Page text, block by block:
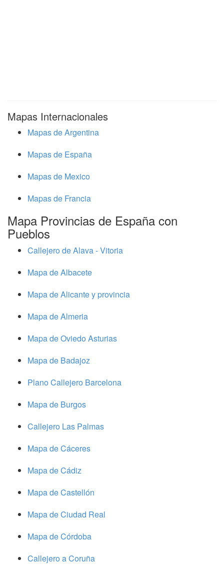
Mapas Internacionales
Mapas de Argentina
Mapas de España
Mapas de Mexico
Mapas de Francia
Mapa Provincias de España con
Pueblos
Callejero de Alava - Vitoria
Mapa de Albacete
Mapa de Alicante y provincia
Mapa de Almeria
Mapa de Oviedo Asturias
Mapa de Badajoz
Plano Callejero Barcelona
Mapa de Burgos
Callejero Las Palmas
Mapa de Cáceres
Mapa de Cádiz
Mapa de Castellón
Mapa de Ciudad Real
Mapa de Córdoba
Callejero a Coruña